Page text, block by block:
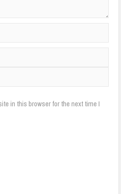
in this browser for the next time I